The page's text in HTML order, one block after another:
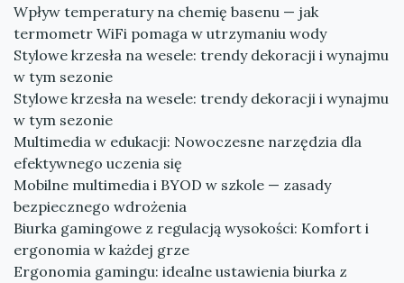
Wpływ temperatury na chemię basenu — jak
termometr WiFi pomaga w utrzymaniu wody
Stylowe krzesła na wesele: trendy dekoracji i wynajmu
w tym sezonie
Stylowe krzesła na wesele: trendy dekoracji i wynajmu
w tym sezonie
Multimedia w edukacji: Nowoczesne narzędzia dla
efektywnego uczenia się
Mobilne multimedia i BYOD w szkole — zasady
bezpiecznego wdrożenia
Biurka gamingowe z regulacją wysokości: Komfort i
ergonomia w każdej grze
Ergonomia gamingu: idealne ustawienia biurka z